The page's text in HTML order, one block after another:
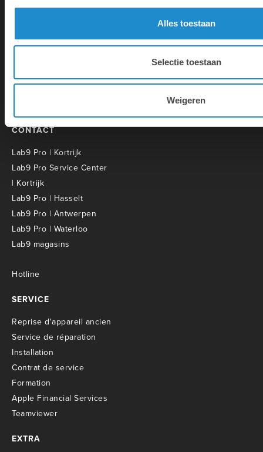
Alles toestaan
Selectie toestaan
Weigeren
Premium Partner qui possède 31
large gamme de services
d'enseignement.
CONTACT
Lab9 Pro | Kortrijk
Lab9 Pro Service Center
| Kortrijk
Lab9 Pro | Hasselt
Lab9 Pro | Antwerpen
Lab9 Pro | Waterloo
Lab9 magasins
Hotline
SERVICE
Reprise d'appareil ancien
Service de réparation
Installation
Contrat de service
Formation
Apple Financial Services
Teamviewer
EXTRA